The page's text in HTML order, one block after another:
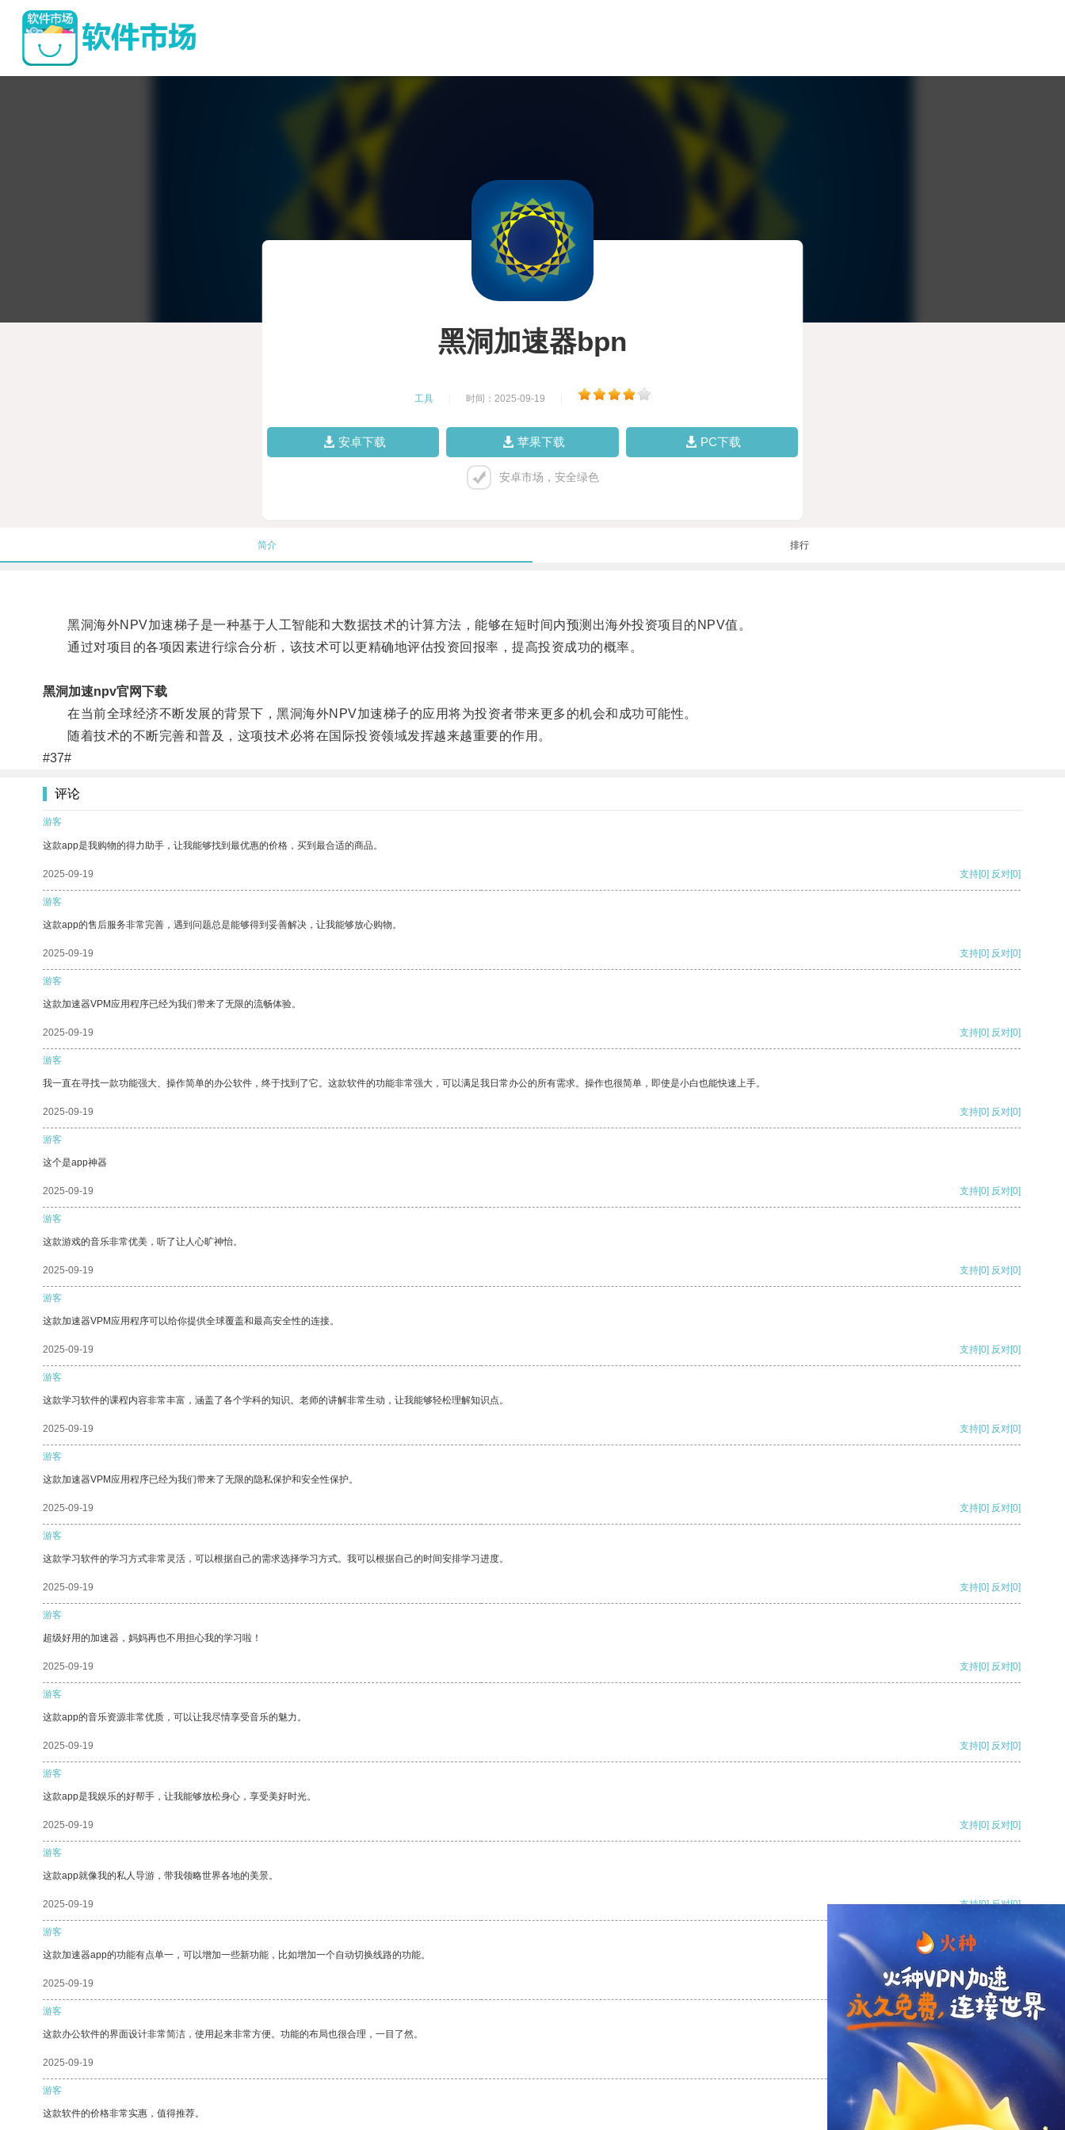
黑洞加速器bpn
工具 时间：2025-09-19
安卓下载 苹果下载 PC下载
安卓市场，安全绿色
简介 排行
黑洞海外NPV加速梯子是一种基于人工智能和大数据技术的计算方法，能够在短时间内预测出海外投资项目的NPV值。
通过对项目的各项因素进行综合分析，该技术可以更精确地评估投资回报率，提高投资成功的概率。
黑洞加速npv官网下载
在当前全球经济不断发展的背景下，黑洞海外NPV加速梯子的应用将为投资者带来更多的机会和成功可能性。
随着技术的不断完善和普及，这项技术必将在国际投资领域发挥越来越重要的作用。
#37#
评论
游客
这款app是我购物的得力助手，让我能够找到最优惠的价格，买到最合适的商品。
2025-09-19 支持[0] 反对[0]
游客
这款app的售后服务非常完善，遇到问题总是能够得到妥善解决，让我能够放心购物。
2025-09-19 支持[0] 反对[0]
游客
这款加速器VPM应用程序已经为我们带来了无限的流畅体验。
2025-09-19 支持[0] 反对[0]
游客
我一直在寻找一款功能强大、操作简单的办公软件，终于找到了它。这款软件的功能非常强大，可以满足我日常办公的所有需求。操作也很简单，即使是小白也能快速上手。
2025-09-19 支持[0] 反对[0]
游客
这个是app神器
2025-09-19 支持[0] 反对[0]
游客
这款游戏的音乐非常优美，听了让人心旷神怡。
2025-09-19 支持[0] 反对[0]
游客
这款加速器VPM应用程序可以给你提供全球覆盖和最高安全性的连接。
2025-09-19 支持[0] 反对[0]
游客
这款学习软件的课程内容非常丰富，涵盖了各个学科的知识。老师的讲解非常生动，让我能够轻松理解知识点。
2025-09-19 支持[0] 反对[0]
游客
这款加速器VPM应用程序已经为我们带来了无限的隐私保护和安全性保护。
2025-09-19 支持[0] 反对[0]
游客
这款学习软件的学习方式非常灵活，可以根据自己的需求选择学习方式。我可以根据自己的时间安排学习进度。
2025-09-19 支持[0] 反对[0]
游客
超级好用的加速器，妈妈再也不用担心我的学习啦！
2025-09-19 支持[0] 反对[0]
游客
这款app的音乐资源非常优质，可以让我尽情享受音乐的魅力。
2025-09-19 支持[0] 反对[0]
游客
这款app是我娱乐的好帮手，让我能够放松身心，享受美好时光。
2025-09-19 支持[0] 反对[0]
游客
这款app就像我的私人导游，带我领略世界各地的美景。
2025-09-19 支持[0] 反对[0]
游客
这款加速器app的功能有点单一，可以增加一些新功能，比如增加一个自动切换线路的功能。
2025-09-19 支持[0] 反对
游客
这款办公软件的界面设计非常简洁，使用起来非常方便。功能的布局也很合理，一目了然。
2025-09-19 支持
游客
这款软件的价格非常实惠，值得推荐。